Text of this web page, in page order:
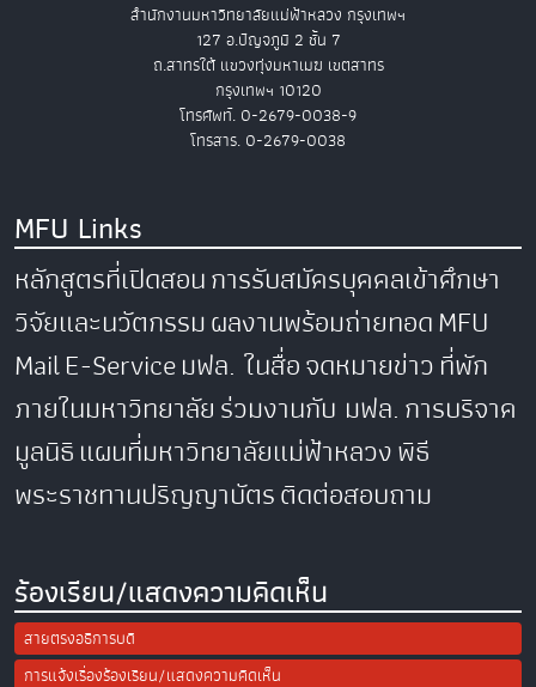
สำนักงานมหาวิทยาลัยแม่ฟ้าหลวง กรุงเทพฯ
127 อ.ปัญจภูมิ 2 ชั้น 7
ถ.สาทรใต้ แขวงทุ่งมหาเมฆ เขตสาทร
กรุงเทพฯ 10120
โทรศัพท์. 0-2679-0038-9
โทรสาร. 0-2679-0038
MFU Links
หลักสูตรที่เปิดสอนการรับสมัครบุคคลเข้าศึกษา
วิจัยและนวัตกรรมผลงานพร้อมถ่ายทอดMFU
MailE-Serviceมฟล. ในสื่อจดหมายข่าวที่พัก
ภายในมหาวิทยาลัยร่วมงานกับ มฟล.การบริจาค
มูลนิธิแผนที่มหาวิทยาลัยแม่ฟ้าหลวงพิธี
พระราชทานปริญญาบัตรติดต่อสอบถาม
ร้องเรียน/แสดงความคิดเห็น
สายตรงอธิการบดี
การแจ้งเรื่องร้องเรียน/แสดงความคิดเห็น